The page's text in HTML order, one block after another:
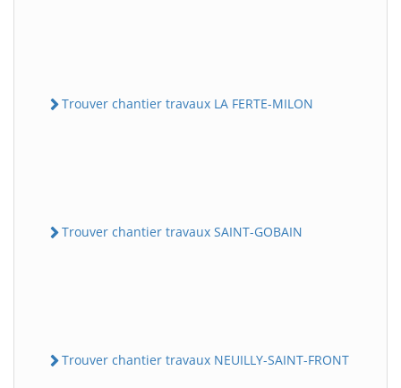
Trouver chantier travaux LA FERTE-MILON
Trouver chantier travaux SAINT-GOBAIN
Trouver chantier travaux NEUILLY-SAINT-FRONT